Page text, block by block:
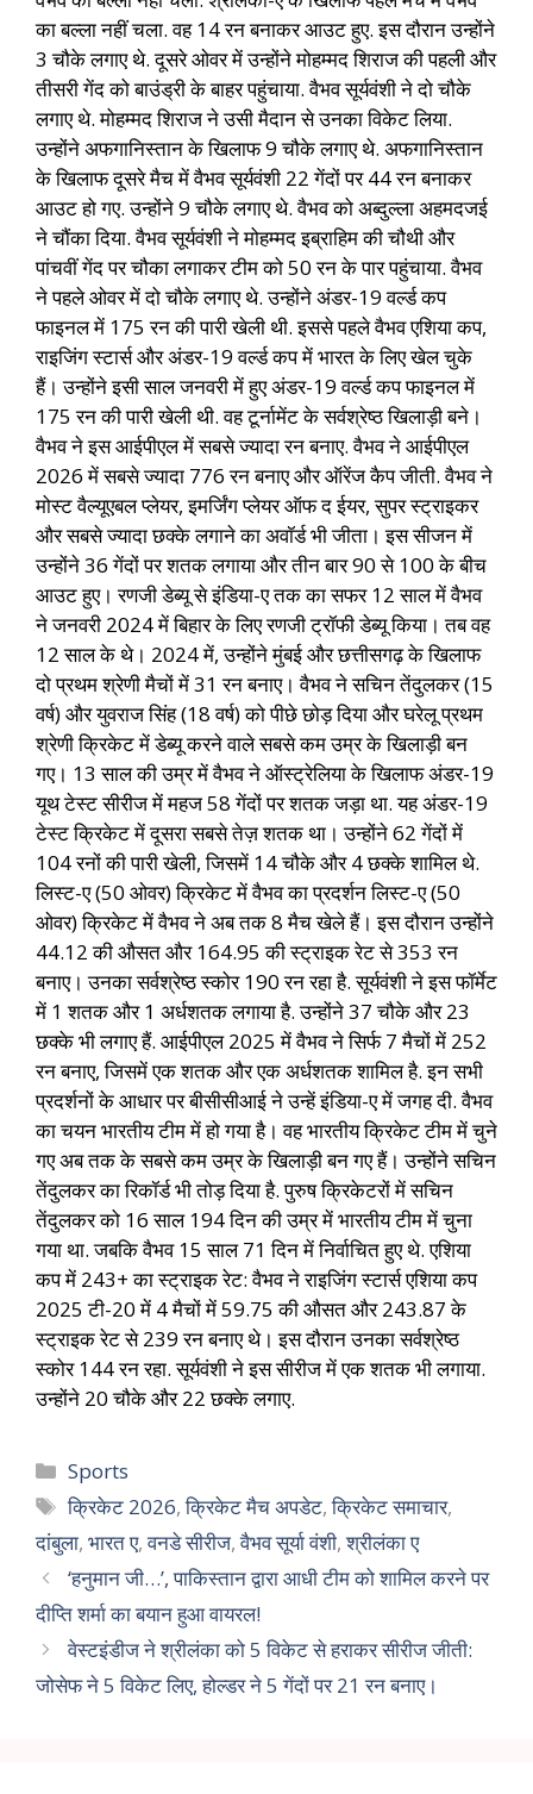
का बल्ला नहीं चला. वह 14 रन बनाकर आउट हुए. इस दौरान उन्होंने
3 चौके लगाए थे. दूसरे ओवर में उन्होंने मोहम्मद शिराज की पहली और
तीसरी गेंद को बाउंड्री के बाहर पहुंचाया. वैभव सूर्यवंशी ने दो चौके
लगाए थे. मोहम्मद शिराज ने उसी मैदान से उनका विकेट लिया.
उन्होंने अफगानिस्तान के खिलाफ 9 चौके लगाए थे. अफगानिस्तान
के खिलाफ दूसरे मैच में वैभव सूर्यवंशी 22 गेंदों पर 44 रन बनाकर
आउट हो गए. उन्होंने 9 चौके लगाए थे. वैभव को अब्दुल्ला अहमदजई
ने चौंका दिया. वैभव सूर्यवंशी ने मोहम्मद इब्राहिम की चौथी और
पांचवीं गेंद पर चौका लगाकर टीम को 50 रन के पार पहुंचाया. वैभव
ने पहले ओवर में दो चौके लगाए थे. उन्होंने अंडर-19 वर्ल्ड कप
फाइनल में 175 रन की पारी खेली थी. इससे पहले वैभव एशिया कप,
राइजिंग स्टार्स और अंडर-19 वर्ल्ड कप में भारत के लिए खेल चुके
हैं। उन्होंने इसी साल जनवरी में हुए अंडर-19 वर्ल्ड कप फाइनल में
175 रन की पारी खेली थी. वह टूर्नामेंट के सर्वश्रेष्ठ खिलाड़ी बने।
वैभव ने इस आईपीएल में सबसे ज्यादा रन बनाए. वैभव ने आईपीएल
2026 में सबसे ज्यादा 776 रन बनाए और ऑरेंज कैप जीती. वैभव ने
मोस्ट वैल्यूएबल प्लेयर, इमर्जिंग प्लेयर ऑफ द ईयर, सुपर स्ट्राइकर
और सबसे ज्यादा छक्के लगाने का अवॉर्ड भी जीता। इस सीजन में
उन्होंने 36 गेंदों पर शतक लगाया और तीन बार 90 से 100 के बीच
आउट हुए। रणजी डेब्यू से इंडिया-ए तक का सफर 12 साल में वैभव
ने जनवरी 2024 में बिहार के लिए रणजी ट्रॉफी डेब्यू किया। तब वह
12 साल के थे। 2024 में, उन्होंने मुंबई और छत्तीसगढ़ के खिलाफ
दो प्रथम श्रेणी मैचों में 31 रन बनाए। वैभव ने सचिन तेंदुलकर (15
वर्ष) और युवराज सिंह (18 वर्ष) को पीछे छोड़ दिया और घरेलू प्रथम
श्रेणी क्रिकेट में डेब्यू करने वाले सबसे कम उम्र के खिलाड़ी बन
गए। 13 साल की उम्र में वैभव ने ऑस्ट्रेलिया के खिलाफ अंडर-19
यूथ टेस्ट सीरीज में महज 58 गेंदों पर शतक जड़ा था. यह अंडर-19
टेस्ट क्रिकेट में दूसरा सबसे तेज़ शतक था। उन्होंने 62 गेंदों में
104 रनों की पारी खेली, जिसमें 14 चौके और 4 छक्के शामिल थे.
लिस्ट-ए (50 ओवर) क्रिकेट में वैभव का प्रदर्शन लिस्ट-ए (50
ओवर) क्रिकेट में वैभव ने अब तक 8 मैच खेले हैं। इस दौरान उन्होंने
44.12 की औसत और 164.95 की स्ट्राइक रेट से 353 रन
बनाए। उनका सर्वश्रेष्ठ स्कोर 190 रन रहा है. सूर्यवंशी ने इस फॉर्मेट
में 1 शतक और 1 अर्धशतक लगाया है. उन्होंने 37 चौके और 23
छक्के भी लगाए हैं. आईपीएल 2025 में वैभव ने सिर्फ 7 मैचों में 252
रन बनाए, जिसमें एक शतक और एक अर्धशतक शामिल है. इन सभी
प्रदर्शनों के आधार पर बीसीसीआई ने उन्हें इंडिया-ए में जगह दी. वैभव
का चयन भारतीय टीम में हो गया है। वह भारतीय क्रिकेट टीम में चुने
गए अब तक के सबसे कम उम्र के खिलाड़ी बन गए हैं। उन्होंने सचिन
तेंदुलकर का रिकॉर्ड भी तोड़ दिया है. पुरुष क्रिकेटरों में सचिन
तेंदुलकर को 16 साल 194 दिन की उम्र में भारतीय टीम में चुना
गया था. जबकि वैभव 15 साल 71 दिन में निर्वाचित हुए थे. एशिया
कप में 243+ का स्ट्राइक रेट: वैभव ने राइजिंग स्टार्स एशिया कप
2025 टी-20 में 4 मैचों में 59.75 की औसत और 243.87 के
स्ट्राइक रेट से 239 रन बनाए थे। इस दौरान उनका सर्वश्रेष्ठ
स्कोर 144 रन रहा. सूर्यवंशी ने इस सीरीज में एक शतक भी लगाया.
उन्होंने 20 चौके और 22 छक्के लगाए.
Sports
क्रिकेट 2026,क्रिकेट मैच अपडेट,क्रिकेट समाचार,
दांबुला, भारत ए,वनडे सीरीज,वैभव सूर्या वंशी,श्रीलंका ए
‘हनुमान जी…’, पाकिस्तान द्वारा आधी टीम को शामिल करने पर
दीप्ति शर्मा का बयान हुआ वायरल!
वेस्टइंडीज ने श्रीलंका को 5 विकेट से हराकर सीरीज जीती:
जोसेफ ने 5 विकेट लिए, होल्डर ने 5 गेंदों पर 21 रन बनाए।